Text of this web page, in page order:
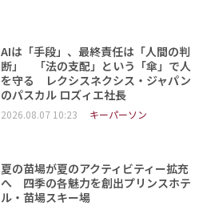
AIは「手段」、最終責任は「人間の判
断」 「法の支配」という「傘」で人
を守る レクシスネクシス・ジャパン
のパスカル ロズィエ社長
2026.08.07 10:23 キーパーソン
夏の苗場が夏のアクティビティー拡充
へ 四季の各魅力を創出プリンスホテ
ル・苗場スキー場